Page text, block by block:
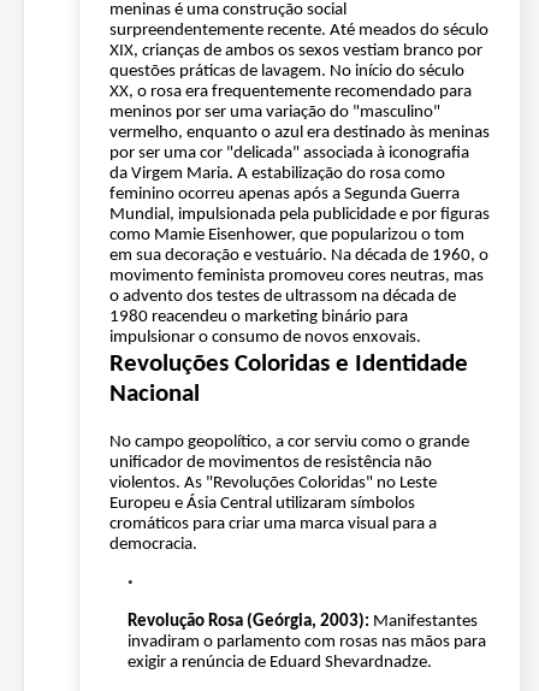
meninas é uma construção social
surpreendentemente recente. Até meados do século
XIX, crianças de ambos os sexos vestiam branco por
questões práticas de lavagem. No início do século
XX, o rosa era frequentemente recomendado para
meninos por ser uma variação do "masculino"
vermelho, enquanto o azul era destinado às meninas
por ser uma cor "delicada" associada à iconografia
da Virgem Maria. A estabilização do rosa como
feminino ocorreu apenas após a Segunda Guerra
Mundial, impulsionada pela publicidade e por figuras
como Mamie Eisenhower, que popularizou o tom
em sua decoração e vestuário. Na década de 1960, o
movimento feminista promoveu cores neutras, mas
o advento dos testes de ultrassom na década de
1980 reacendeu o marketing binário para
impulsionar o consumo de novos enxovais.
Revoluções Coloridas e Identidade
Nacional
No campo geopolítico, a cor serviu como o grande
unificador de movimentos de resistência não
violentos. As "Revoluções Coloridas" no Leste
Europeu e Ásia Central utilizaram símbolos
cromáticos para criar uma marca visual para a
democracia.
Revolução Rosa (Geórgia, 2003): Manifestantes
invadiram o parlamento com rosas nas mãos para
exigir a renúncia de Eduard Shevardnadze.